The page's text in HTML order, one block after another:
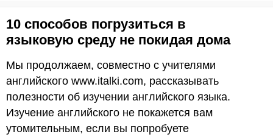
10 способов погрузиться в
языковую среду не покидая дома
Мы продолжаем, совместно с учителями
английского www.italki.com, рассказывать
полезности об изучении английского языка.
Изучение английского не покажется вам
утомительным, если вы попробуете